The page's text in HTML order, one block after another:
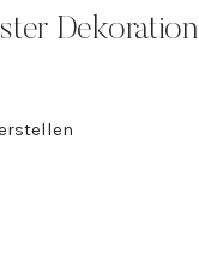
Dekoration